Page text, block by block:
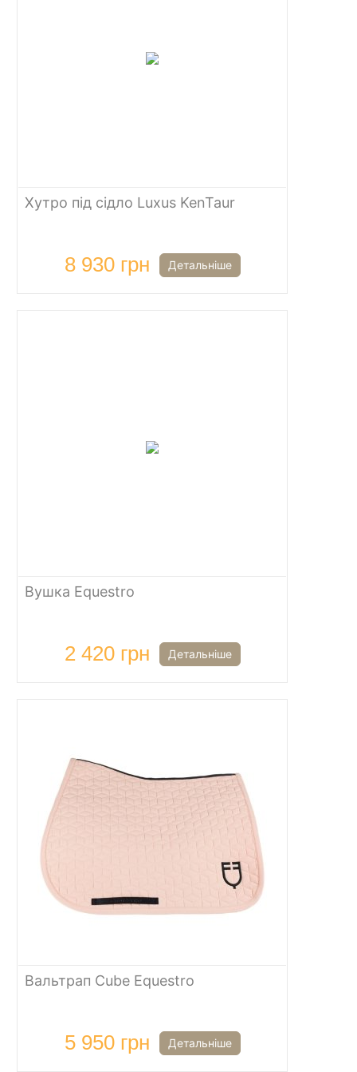
Хутро під сідло Luxus KenTaur
8 930 грн Детальніше
Вушка Equestro
2 420 грн Детальніше
Вальтрап Cube Equestro
5 950 грн Детальніше